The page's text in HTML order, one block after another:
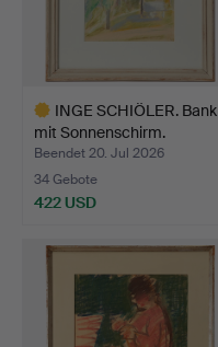
INGE SCHIÖLER. Bank
mit Sonnenschirm.
Beendet 20. Jul 2026
34 Gebote
422 USD
Objekt